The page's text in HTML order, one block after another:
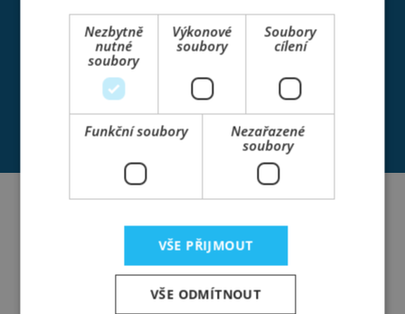
výrobního
závodu Vám
zajistí výrobu dle
dodané výrobní
dokumentace.
ROZPROSTÍRAČE BETONOVÉ SMĚSI
ROZPROSTÍRAČE BETONOVÉ SMĚSI
Nezbytně
nutné
soubory
Výkonové
soubory
Soubory
cílení
Funkční soubory
Nezařazené
soubory
VŠE PŘIJMOUT
VŠE ODMÍTNOUT